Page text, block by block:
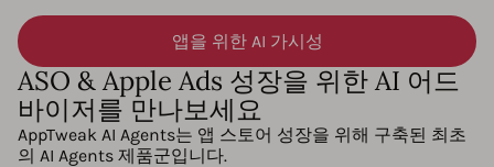
앱을 위한 AI 가시성
ASO & Apple Ads 성장을 위한 AI 어드
바이저를 만나보세요
AppTweak AI Agents는 앱 스토어 성장을 위해 구축된 최초
의 AI Agents 제품군입니다.